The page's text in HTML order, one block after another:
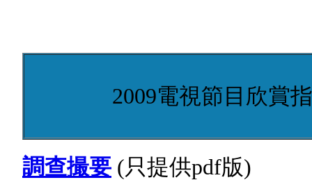
2009電視節目欣賞
調查撮要 (只提供pdf版)